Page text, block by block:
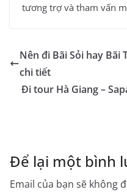
tương trợ và tham vấn
Nên đi Bãi Sỏi hay Bãi
chi tiết
Đi tour Hà Giang –
Để lại một bình
Email của bạn sẽ không